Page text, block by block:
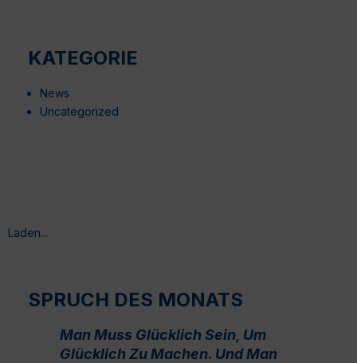
KATEGORIE
News
Uncategorized
Laden...
SPRUCH DES MONATS
Man Muss Glücklich Sein, Um
Glücklich Zu Machen. Und Man